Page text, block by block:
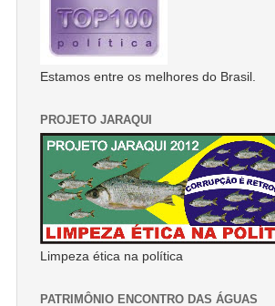
Estamos entre os melhores do Brasil.
PROJETO JARAQUI
Limpeza ética na política
PATRIMÔNIO ENCONTRO DAS ÁGUAS